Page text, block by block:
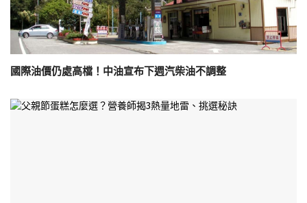
國際油價仍處高檔！中油宣布下週汽柴油不調整